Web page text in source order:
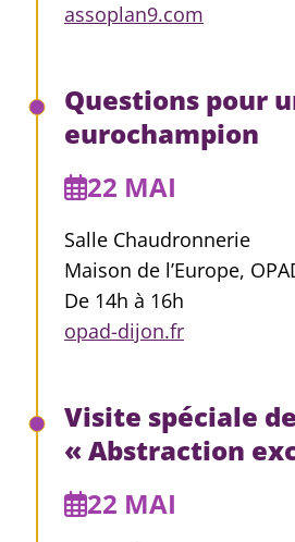
assoplan9.com
Questions pour
eurochampion
22 MAI
Salle Chaudronnerie
Maison de l’Europe,
De 14h à 16h
opad-dijon.fr
Visite spéciale
« Abstraction
22 MAI